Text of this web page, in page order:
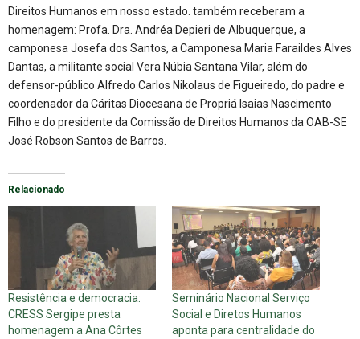
Direitos Humanos em nosso estado. também receberam a
homenagem: Profa. Dra. Andréa Depieri de Albuquerque, a
camponesa Josefa dos Santos, a Camponesa Maria Faraildes Alves
Dantas, a militante social Vera Núbia Santana Vilar, além do
defensor-público Alfredo Carlos Nikolaus de Figueiredo, do padre e
coordenador da Cáritas Diocesana de Propriá Isaias Nascimento
Filho e do presidente da Comissão de Direitos Humanos da OAB-SE
José Robson Santos de Barros.
Relacionado
Resistência e democracia:
CRESS Sergipe presta
homenagem a Ana Côrtes
Seminário Nacional Serviço
Social e Diretos Humanos
aponta para centralidade do